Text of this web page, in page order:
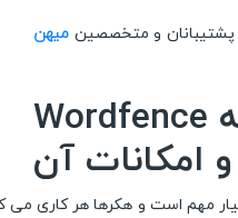
پشتیبانان و متخصصین میهن
آشنایی با افزونه Wordfence